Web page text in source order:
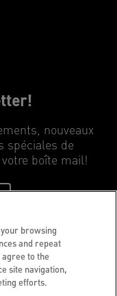
nouveaux
spéciales de
boîte mail!
your browsing
and repeat
agree to the
site navigation,
efforts.